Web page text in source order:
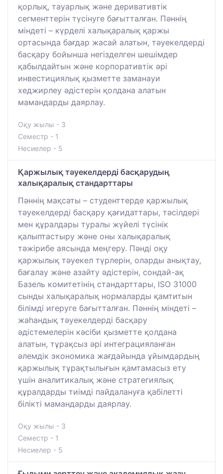
қорлық, тауарлық және деривативтік
сегменттерін түсінуге бағытталған. Пәннің
міндеті – күрделі халықаралық қаржы
ортасында бағдар жасай алатын, тәуекелдерді
басқару бойынша негізделген шешімдер
қабылдайтын және корпоративтік әрі
инвестициялық қызметте заманауи
хеджирлеу әдістерін қолдана алатын
мамандарды даярлау.
Оқу жылы - 3
Семестр - 1
Несиелер - 5
Қаржылық тәуекелдерді басқарудың
халықаралық стандарттары
Пәннің мақсаты – студенттерде қаржылық
тәуекелдерді басқару қағидаттары, тәсілдері
мен құралдары туралы жүйелі түсінік
қалыптастыру және оны халықаралық
тәжірибе аясында меңгеру. Пәнді оқу
қаржылық тәуекел түрлерін, оларды анықтау,
бағалау және азайту әдістерін, сондай-ақ
Базель комитетінің стандарттары, ISO 31000
сынды халықаралық нормаларды қамтитын
білімді игеруге бағытталған. Пәннің міндеті –
жаһандық тәуекелдерді басқару
әдістемелерін кәсіби қызметте қолдана
алатын, тұрақсыз әрі интеграцияланған
әлемдік экономика жағдайында ұйымдардың
қаржылық тұрақтылығын қамтамасыз ету
үшін аналитикалық және стратегиялық
құралдарды тиімді пайдалануға қабілетті
білікті мамандарды даярлау.
Оқу жылы - 3
Семестр - 1
Несиелер - 5